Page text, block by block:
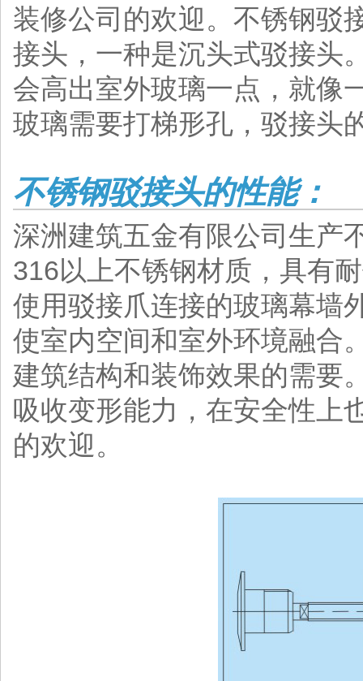
装修公司的欢迎。不锈钢驳
接头，一种是沉头式驳接头
会高出室外玻璃一点，就像
玻璃需要打梯形孔，驳接头
不锈钢驳接头的性能：
深洲建筑五金有限公司生产
316以上不锈钢材质，具有
使用驳接爪连接的玻璃幕墙
使室内空间和室外环境融合
建筑结构和装饰效果的需要
吸收变形能力，在安全性上
的欢迎。